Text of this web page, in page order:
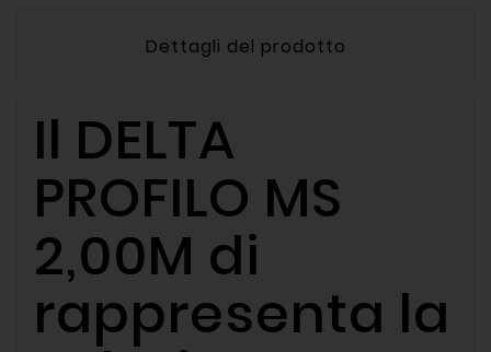
Dettagli del prodotto
Il DELTA
PROFILO MS
2,00M di
rappresenta la